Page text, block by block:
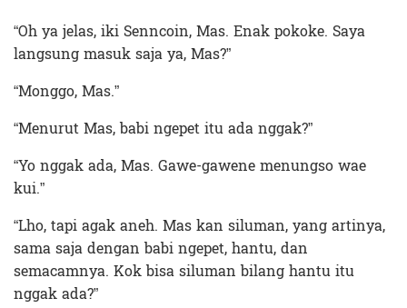
“Oh ya jelas, iki Senncoin, Mas. Enak pokoke. Saya
langsung masuk saja ya, Mas?”
“Monggo, Mas.”
“Menurut Mas, babi ngepet itu ada nggak?”
“Yo nggak ada, Mas. Gawe-gawene menungso wae
kui.”
“Lho, tapi agak aneh. Mas kan siluman, yang artinya,
sama saja dengan babi ngepet, hantu, dan
semacamnya. Kok bisa siluman bilang hantu itu
nggak ada?”